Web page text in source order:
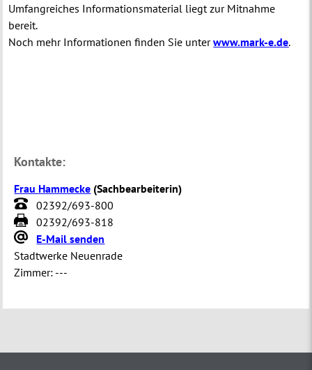
Umfangreiches Informationsmaterial liegt zur Mitnahme
bereit.
Noch mehr Informationen finden Sie unterwww.mark-e.de.
Kontakte:
Frau Hammecke (Sachbearbeiterin)
02392/693-800
02392/693-818
E-Mail senden
Stadtwerke Neuenrade
Zimmer: ---